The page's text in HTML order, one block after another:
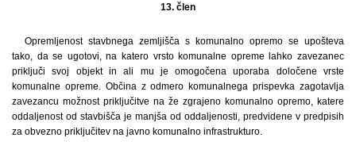
13. člen
Opremljenost stavbnega zemljišča s komunalno opremo se upošteva
tako, da se ugotovi, na katero vrsto komunalne opreme lahko zavezanec
priključi svoj objekt in ali mu je omogočena uporaba določene vrste
komunalne opreme. Občina z odmero komunalnega prispevka zagotavlja
zavezancu možnost priključitve na že zgrajeno komunalno opremo, katere
oddaljenost od stavbišča je manjša od oddaljenosti, predvidene v predpisih
za obvezno priključitev na javno komunalno infrastrukturo.